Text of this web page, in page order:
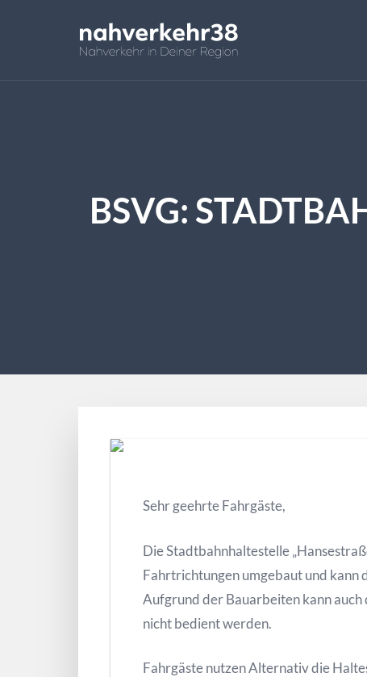
BSVG:
Sehr geehrte Fahrgäste,
Die Stadtbahnhaltestelle
Fahrtrichtungen umgebaut und kann
Aufgrund der Bauarbeiten kann
nicht bedient werden.
Fahrgäste nutzen Alternativ die